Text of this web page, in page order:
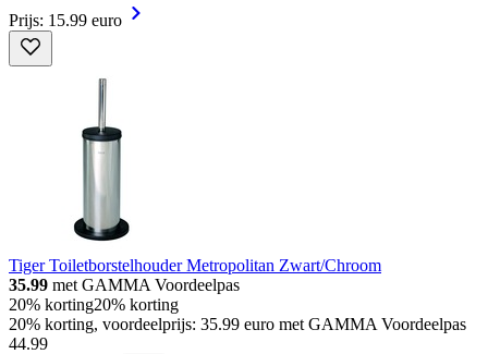
Prijs: 15.99 euro
Tiger Toiletborstelhouder Metropolitan Zwart/Chroom
35.99 met GAMMA Voordeelpas
20% korting20% korting
20% korting, voordeelprijs: 35.99 euro met GAMMA Voordeelpas
44.99